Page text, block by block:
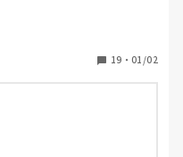
十年という先生がほとん
ね
19 ・ 01/02